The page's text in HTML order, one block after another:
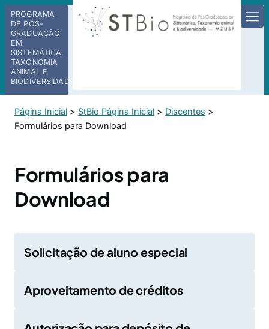
PROGRAMA
DE PÓS-
GRADUAÇÃO
EM
SISTEMÁTICA,
TAXONOMIA
ANIMAL E
BIODIVERSIDADE
Página Inicial > StBio Página Inicial > Discentes >
Formulários para Download
Formulários para
Download
Solicitação de aluno especial
Aproveitamento de créditos